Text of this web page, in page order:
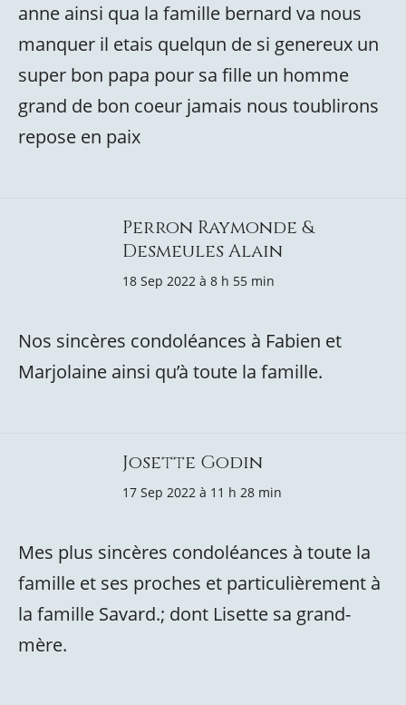
anne ainsi qua la famille bernard va nous
manquer il etais quelqun de si genereux un
super bon papa pour sa fille un homme
grand de bon coeur jamais nous toublirons
repose en paix
Perron Raymonde &
Desmeules Alain
18 Sep 2022 à 8 h 55 min
Nos sincères condoléances à Fabien et
Marjolaine ainsi qu’à toute la famille.
Josette Godin
17 Sep 2022 à 11 h 28 min
Mes plus sincères condoléances à toute la
famille et ses proches et particulièrement à
la famille Savard.; dont Lisette sa grand-
mère.